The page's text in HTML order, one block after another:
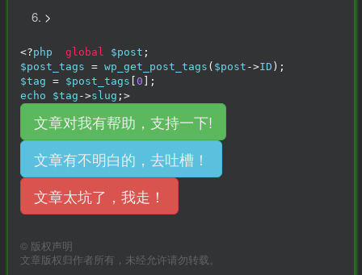
>
<?php global $post ;
$post_tags = wp_get_post_tags ( $post ->ID );
$tag = $post_tags 0 ];
echo $tag ->slug ; >
文章对我有帮助，支持一下!
文章有不明白的，去吐槽！
文章太坑了，我走！
© 版权声明
文章版权归作者所有，未经允许请勿转载。